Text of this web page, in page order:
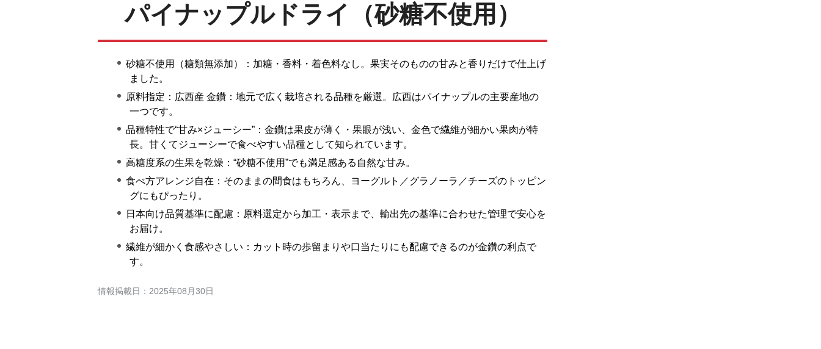
パイナップルドライ（砂糖不使用）
砂糖不使用（糖類無添加）：加糖・香料・着色料なし。果実そのものの甘みと香りだけで仕上げ
ました。
原料指定：広西産 金鑽：地元で広く栽培される品種を厳選。広西はパイナップルの主要産地の
一つです。
品種特性で“甘み×ジューシー”：金鑽は果皮が薄く・果眼が浅い、金色で繊維が細かい果肉が特
長。甘くてジューシーで食べやすい品種として知られています。
高糖度系の生果を乾燥：“砂糖不使用”でも満足感ある自然な甘み。
食べ方アレンジ自在：そのままの間食はもちろん、ヨーグルト／グラノーラ／チーズのトッピン
グにもぴったり。
日本向け品質基準に配慮：原料選定から加工・表示まで、輸出先の基準に合わせた管理で安⼼を
お届け。
繊維が細かく食感やさしい：カット時の歩留まりや口当たりにも配慮できるのが金鑽の利点で
す。
情報掲載日：2025年08月30日